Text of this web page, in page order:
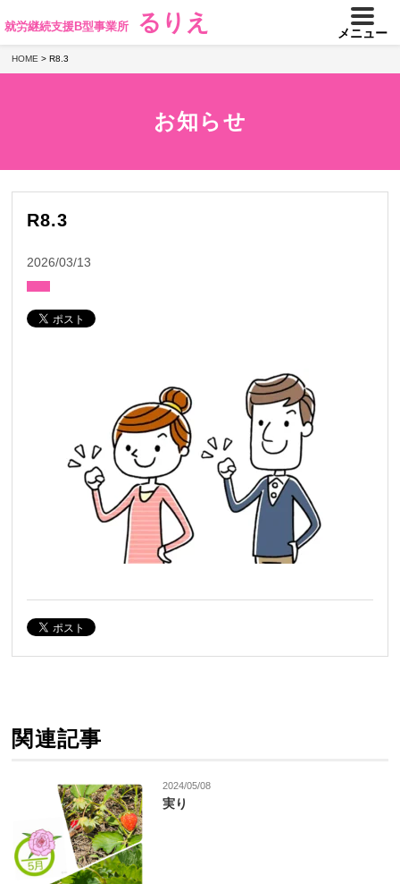
就労継続支援B型事業所 るりえ メニュー
HOME > R8.3
お知らせ
R8.3
2026/03/13
関連記事
2024/05/08
実り